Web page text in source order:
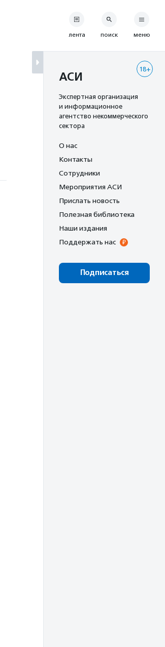
лента поиск меню
18+
АСИ
Экспертная организация
и информационное
агентство некоммерческого
сектора
О нас
Контакты
Сотрудники
Мероприятия АСИ
Прислать новость
Полезная библиотека
Наши издания
Поддержать нас
Подписаться